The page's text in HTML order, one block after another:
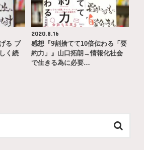
る ブ
く続
2020.8.16
感想『9割捨てて10倍伝わる「要
約力」』山口拓朗→情報化社会
で生きる為に必要…